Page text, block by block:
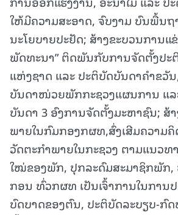
ໃຫ້ມີຄວາມສະອາດ, ຈົບງາມ ບົນພື້ນ
ນະໂຍບາຍປະຢັດ; ສ້າງຂະບວນການແ
ພັດທະນາ” ຕິດພັນກັບການຈັດຕັ້ງປະ
ແຫ່ງຊາດ ແລະ ປະຕິບັດບັນດາຄຳຂວັ
ບັນດາໜ່ວຍພັກກະຊວງແຜນການ ແ
ບັນດາ 3 ອົງການຈັດຕັ້ງມະຫາຊົນ; ສ້
ພາຍໃນກົມກອງກຜທ,ສົ່ງເສີມຄວາມຄິ
ວັດຕະກໍາພາຍໃນກະຊວງ ຕາມແນວທ
ໃໝ່ຂອງພັກ, ປຸກລະດົມສະມາຊິກພັກ,
ກອນ ທົ່ວກຜທ ເປັນເຈົ້າການໃນການ
ບົດບາດຂອງຕົນ, ປະຕິບັດລະບຽບ-ກົ